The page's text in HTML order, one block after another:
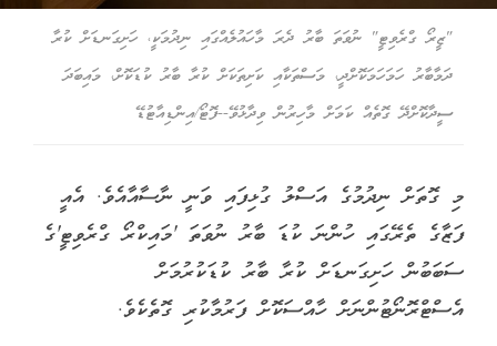
"ޒީރޯ ގްރެވިޓީ" ނުވަތަ ބާރު ދެރަ މާހައުލެއްގައި ނިދުމަކީ، ހަށިގަނޑަށް ކުރާ
ދަމާބާރު ހަމަހަމަކޮށްދީ، މަސްތަކާއި ކަށިތަކަށް ކުރާ ބާރު ކުޑަކޮށް، މައިބަދަ
ސީދާކޮށްދޭ ގޮތެއް ކަމަށް މާހިރުން ވިދާޅުވޭ--ފޮޓޯ/އިންޑިއާޓުޑޭ
މި ގޮތަށް ނިދުމުގެ އަސްލު ގުޅިފައި ވަނީ ނާސާއާއެވެ. އެއީ
ފަޒާގެ ތެރޭގައި ހުންނަ ކުޑަ ބާރު ނުވަތަ 'މައިކްރޯ ގްރެވިޓީ'ގެ
ސަބަބުން ހަށިގަނޑަށް ކުރާ ބާރު ކުޑަކުރުމަށް
އެސްޓްރޮނޯޓުންނަށް ހާއްސަކޮށް ފަރުމާކުރި ގޮތެކެވެ.